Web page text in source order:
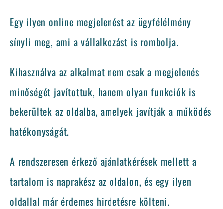
Egy ilyen online megjelenést az ügyfélélmény
sínyli meg, ami a vállalkozást is rombolja.
Kihasználva az alkalmat nem csak a megjelenés
minőségét javítottuk, hanem olyan funkciók is
bekerültek az oldalba, amelyek javítják a működés
hatékonyságát.
A rendszeresen érkező ajánlatkérések mellett a
tartalom is naprakész az oldalon, és egy ilyen
oldallal már érdemes hirdetésre költeni.